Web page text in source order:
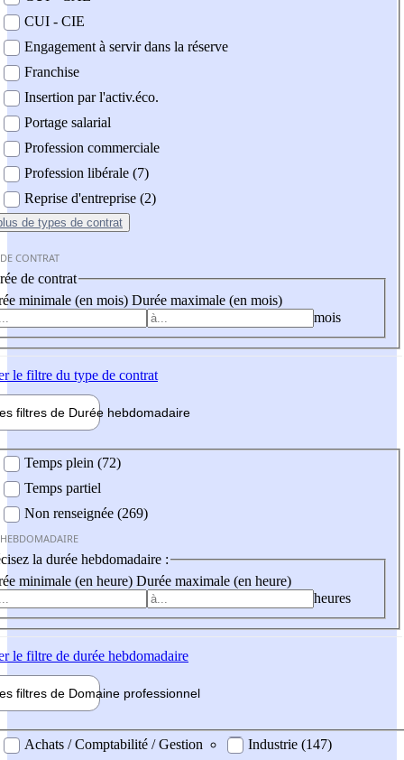
CUI - CIE
Engagement à servir dans la réserve
Franchise
Insertion par l'activ.éco.
Portage salarial
Profession commerciale
Profession libérale (7)
Reprise d'entreprise (2)
de types de contrat
CONTRAT
de contrat
minimale (en mois) Durée maximale (en mois)
mois
le filtre du type de contrat
filtres de Durée hebdomadaire
Temps plein (72)
Temps partiel
Non renseignée (269)
la durée hebdomadaire :
minimale (en heure) Durée maximale (en heure)
heures
le filtre de durée hebdomadaire
filtres de Domaine professionnel
professionel
Achats / Comptabilité / Gestion
Industrie (147)